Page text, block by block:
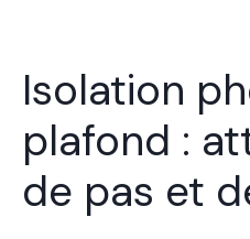
Isolation
plafond :
de pas et